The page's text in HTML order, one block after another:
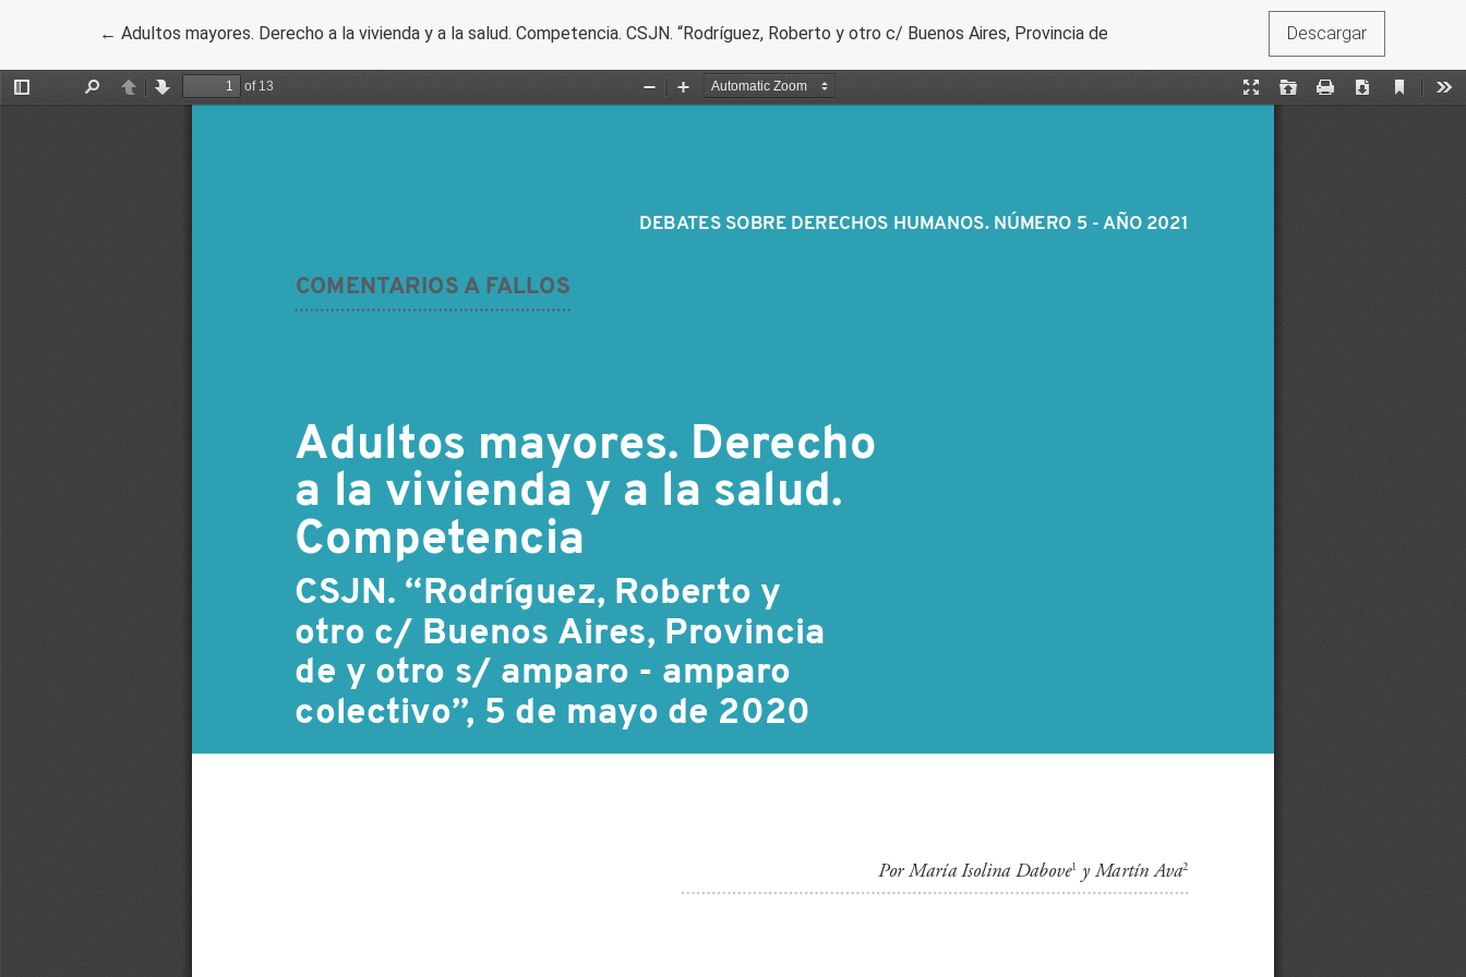
←Volver a los detalles del artículo
Adultos mayores. Derecho a la vivienda y a la salud. Competencia. CSJN. “Rodríguez, Roberto y otro c/ Buenos Aires, Provincia de y otro s/ amparo - amparo colectivo”, 5 de
Descargar